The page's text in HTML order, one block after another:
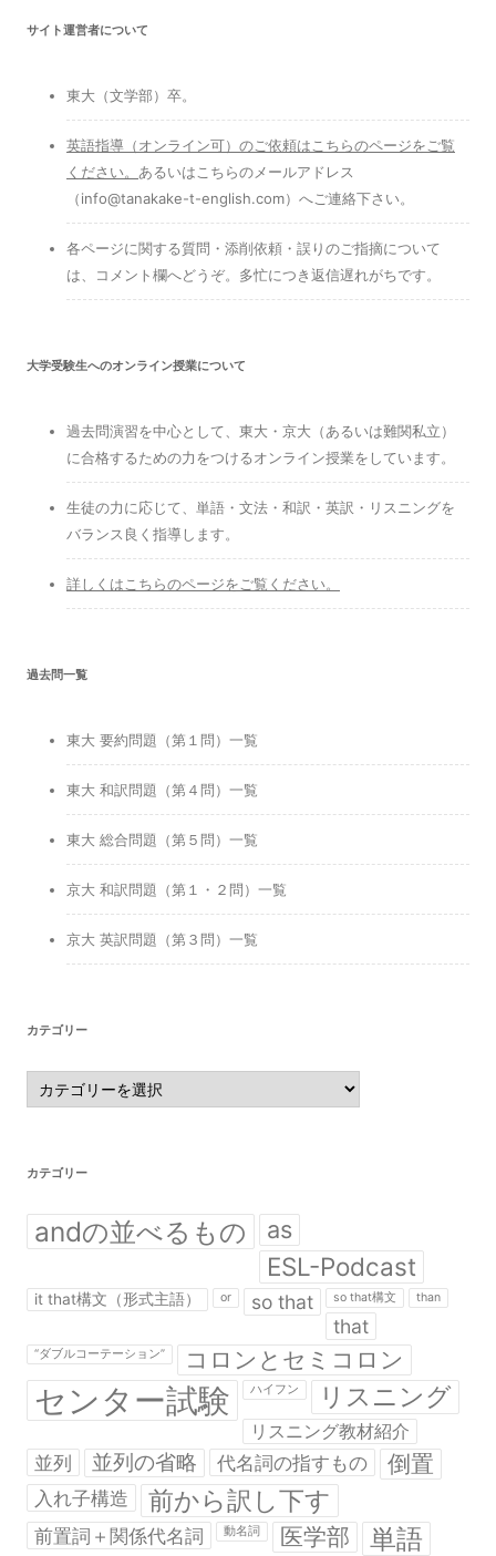
サイト運営者について
東大（文学部）卒。
英語指導（オンライン可）のご依頼はこちらのページをご覧
ください。 あるいはこちらのメールアドレス
（info@tanakake-t-english.com）へご連絡下さい。
各ページに関する質問・添削依頼・誤りのご指摘について
は、コメント欄へどうぞ。多忙につき返信遅れがちです。
大学受験生へのオンライン授業について
過去問演習を中心として、東大・京大（あるいは難関私立）
に合格するための力をつけるオンライン授業をしています。
生徒の力に応じて、単語・文法・和訳・英訳・リスニングを
バランス良く指導します。
詳しくはこちらのページをご覧ください。
過去問一覧
東大 要約問題（第１問）一覧
東大 和訳問題（第４問）一覧
東大 総合問題（第５問）一覧
京大 和訳問題（第１・２問）一覧
京大 英訳問題（第３問）一覧
カテゴリー
カ
テ
ゴ
カテゴリー
andの並べるもの as
ESL-Podcast
it that構文（形式主語） or so that so that構文 than
that
“ダブルコーテーション” コロンとセミコロン
センター試験 ハイフン リスニング
リスニング教材紹介
並列 並列の省略 代名詞の指すもの 倒置
入れ子構造 前から訳し下す
前置詞＋関係代名詞 動名詞 医学部 単語